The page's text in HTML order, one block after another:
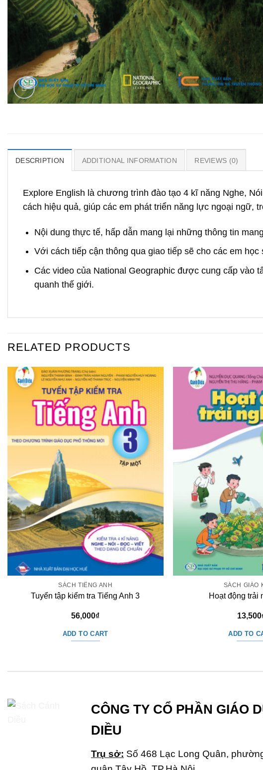
DESCRIPTION ADDITIONAL INFORMATION REVIEWS (0)
Explore English là chương trình đào tạo 4 kĩ năng Nghe,
cách hiệu quả, giúp các em phát triển năng lực ngoại ngữ,
Nội dung thực tế, hấp dẫn mang lại những thông tin
Với cách tiếp cận thông qua giao tiếp sẽ cho các em
Các video của National Geographic được cung cấp vào
quanh thế giới.
RELATED PRODUCTS
SÁCH TIẾNG ANH
Tuyển tập kiểm tra Tiếng Anh 3
56,000₫
ADD TO CART
SÁCH GIÁO
Hoạt động trải
13,500
ADD TO
CÔNG TY CỔ PHẦN GIÁO
DIỀU
Trụ sở: Số 468 Lạc Long Quân,